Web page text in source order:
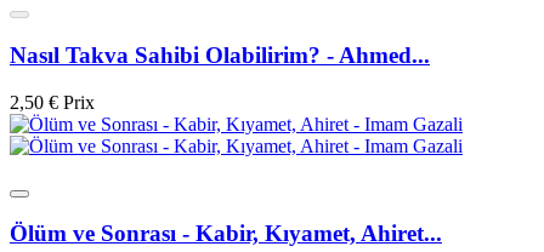
Nasıl Takva Sahibi Olabilirim? - Ahmed...
2,50 € Prix
Ölüm ve Sonrası - Kabir, Kıyamet, Ahiret...